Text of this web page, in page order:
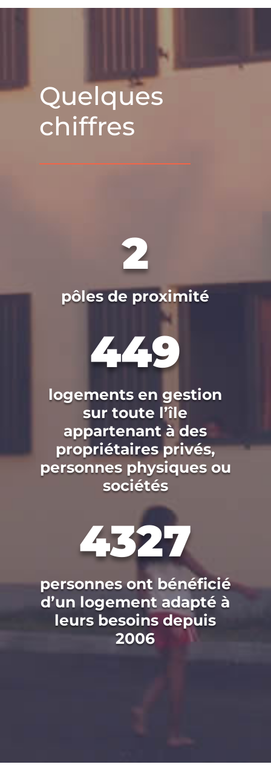
Quelques
chiffres
2
pôles de proximité
449
logements en gestion
sur toute l’île
appartenant à des
propriétaires privés,
personnes physiques ou
sociétés
4327
personnes ont bénéficié
d’un logement adapté à
leurs besoins depuis
2006